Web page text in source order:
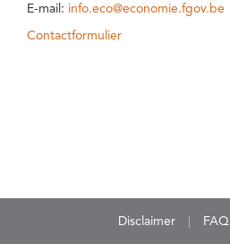
E-mail: info.eco@economie.fgov.be
Contactformulier
Disclaimer FAQ